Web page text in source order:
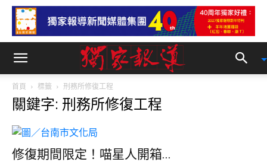
首頁 標籤 刑務所修復工程
關鍵字: 刑務所修復工程
修復期間限定！喵星人開箱...